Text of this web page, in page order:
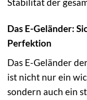
Das E-Geländer:
Perfektion
Das E-Geländer
ist nicht nur ein
sondern auch ein